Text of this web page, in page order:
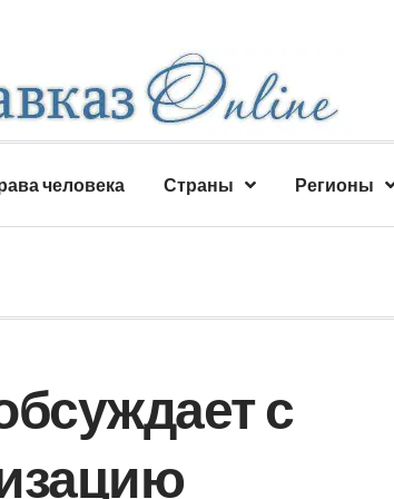
человека Страны Регионы
с